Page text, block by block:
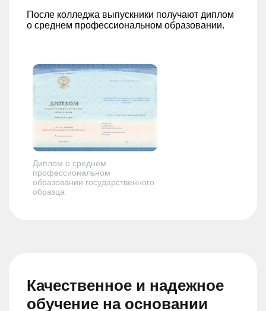
После колледжа выпускники получают диплом
о среднем профессиональном образовании.
Диплом о среднем
профессиональном
образовании государственного
образца
Качественное и надежное
обучение на основании